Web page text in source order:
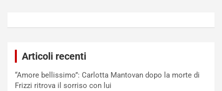
Articoli recenti
“Amore bellissimo”: Carlotta Mantovan dopo la morte di
Frizzi ritrova il sorriso con lui